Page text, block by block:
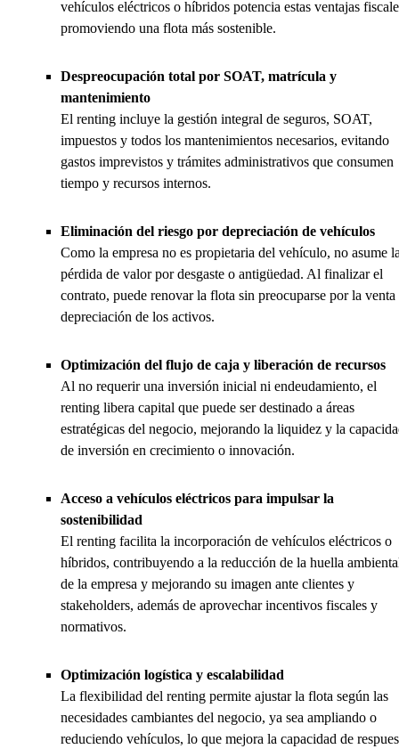
vehículos eléctricos o híbridos potencia estas ventajas
promoviendo una flota más sostenible.
Despreocupación total por SOAT, matrícula y
mantenimiento
El renting incluye la gestión integral de seguros, SOAT,
impuestos y todos los mantenimientos necesarios, evitando
gastos imprevistos y trámites administrativos que consumen
tiempo y recursos internos.
Eliminación del riesgo por depreciación de vehículos
Como la empresa no es propietaria del vehículo, no asume
pérdida de valor por desgaste o antigüedad. Al finalizar el
contrato, puede renovar la flota sin preocuparse por la venta
depreciación de los activos.
Optimización del flujo de caja y liberación de recursos
Al no requerir una inversión inicial ni endeudamiento, el
renting libera capital que puede ser destinado a áreas
estratégicas del negocio, mejorando la liquidez y la
de inversión en crecimiento o innovación.
Acceso a vehículos eléctricos para impulsar la
sostenibilidad
El renting facilita la incorporación de vehículos eléctricos o
híbridos, contribuyendo a la reducción de la huella
de la empresa y mejorando su imagen ante clientes y
stakeholders, además de aprovechar incentivos fiscales y
normativos.
Optimización logística y escalabilidad
La flexibilidad del renting permite ajustar la flota según las
necesidades cambiantes del negocio, ya sea ampliando o
reduciendo vehículos, lo que mejora la capacidad de